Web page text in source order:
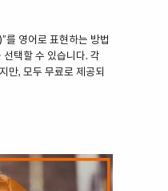
를 영어로 표현하는 방법
택할 수 있습니다. 각
만, 모두 무료로 제공되
“무료로 제공되
트 등에서 제공되는 무